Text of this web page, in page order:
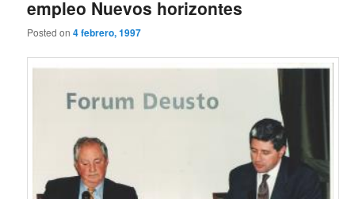
empleo Nuevos horizontes
Posted on4 febrero, 1997